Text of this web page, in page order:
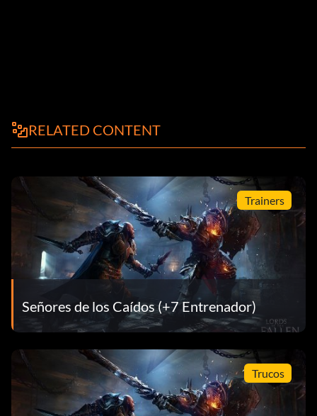
RELATED CONTENT
Trainers
Señores de los Caídos (+7 Entrenador)
Trucos